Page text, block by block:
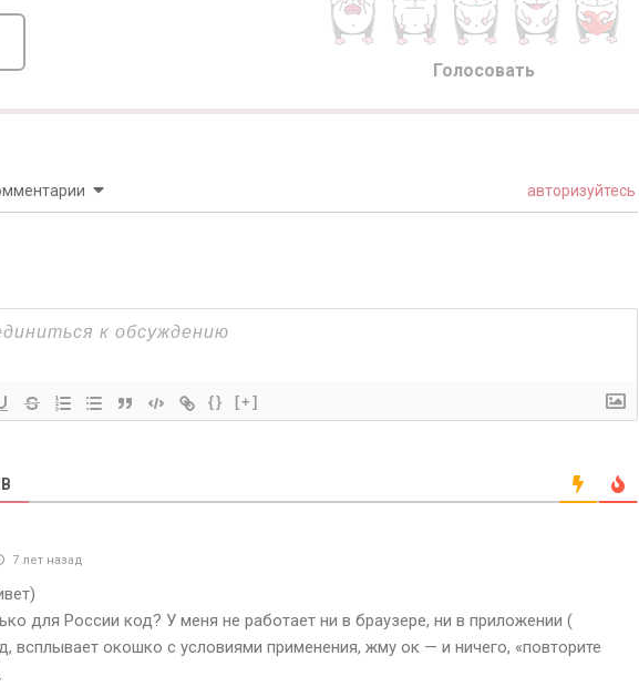
Голосовать
авторизуйтесь
{} [+]
7 лет назад
для России код? У меня не работает ни в браузере, ни в приложении (
всплывает окошко с условиями применения, жму ок — и ничего, «повторите